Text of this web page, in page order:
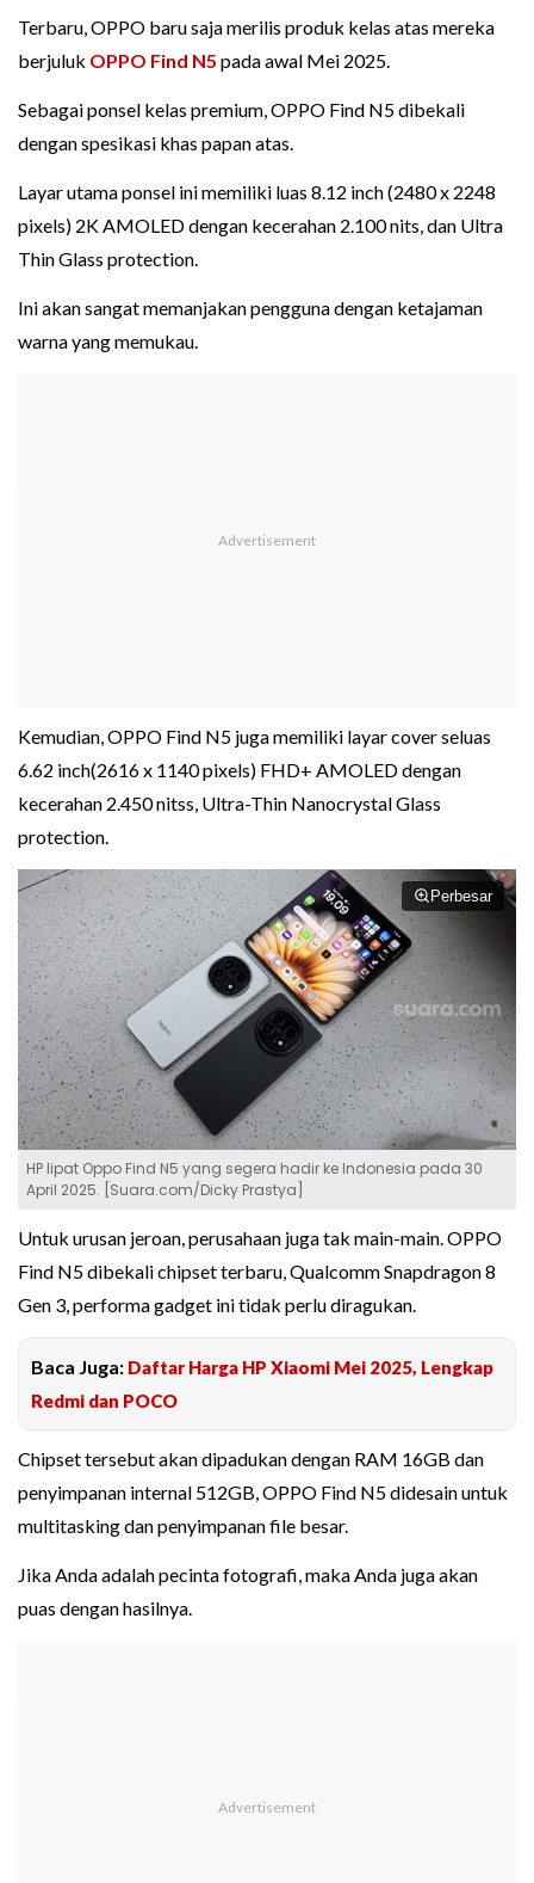
Terbaru, OPPO baru saja merilis produk kelas atas mereka
berjuluk OPPO Find N5 pada awal Mei 2025.
Sebagai ponsel kelas premium, OPPO Find N5 dibekali
dengan spesikasi khas papan atas.
Layar utama ponsel ini memiliki luas 8.12 inch (2480 x 2248
pixels) 2K AMOLED dengan kecerahan 2.100 nits, dan Ultra
Thin Glass protection.
Ini akan sangat memanjakan pengguna dengan ketajaman
warna yang memukau.
Kemudian, OPPO Find N5 juga memiliki layar cover seluas
6.62 inch(2616 x 1140 pixels) FHD+ AMOLED dengan
kecerahan 2.450 nitss, Ultra-Thin Nanocrystal Glass
protection.
Perbesar
HP lipat Oppo Find N5 yang segera hadir ke Indonesia pada 30
April 2025. [Suara.com/Dicky Prastya]
Untuk urusan jeroan, perusahaan juga tak main-main. OPPO
Find N5 dibekali chipset terbaru, Qualcomm Snapdragon 8
Gen 3, performa gadget ini tidak perlu diragukan.
Baca Juga: Daftar Harga HP Xiaomi Mei 2025, Lengkap
Redmi dan POCO
Chipset tersebut akan dipadukan dengan RAM 16GB dan
penyimpanan internal 512GB, OPPO Find N5 didesain untuk
multitasking dan penyimpanan file besar.
Jika Anda adalah pecinta fotografi, maka Anda juga akan
puas dengan hasilnya.